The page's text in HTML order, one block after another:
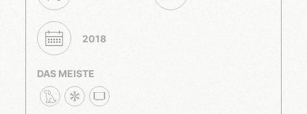
2018
DAS MEISTE